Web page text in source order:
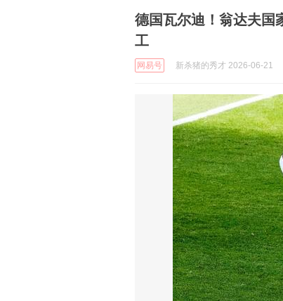
德国瓦尔迪！翁达夫国
工
网易号 新杀猪的秀才 2026-06-21